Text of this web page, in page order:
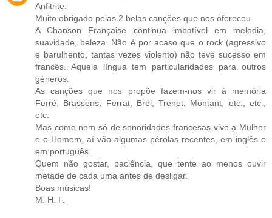
Anfitrite:
Muito obrigado pelas 2 belas canções que nos ofereceu.
A Chanson Française continua imbatível em melodia,
suavidade, beleza. Não é por acaso que o rock (agressivo
e barulhento, tantas vezes violento) não teve sucesso em
francês. Aquela língua tem particularidades para outros
géneros.
As canções que nos propõe fazem-nos vir à memória
Ferré, Brassens, Ferrat, Brel, Trenet, Montant, etc., etc.,
etc.
Mas como nem só de sonoridades francesas vive a Mulher
e o Homem, aí vão algumas pérolas recentes, em inglês e
em português.
Quem não gostar, paciência, que tente ao menos ouvir
metade de cada uma antes de desligar.
Boas músicas!
M. H. F.